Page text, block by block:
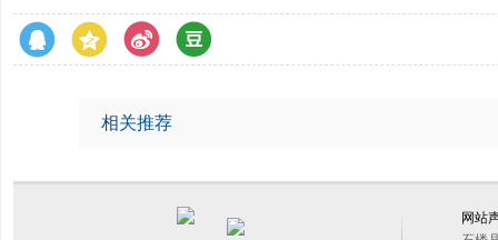
相关推荐
网站